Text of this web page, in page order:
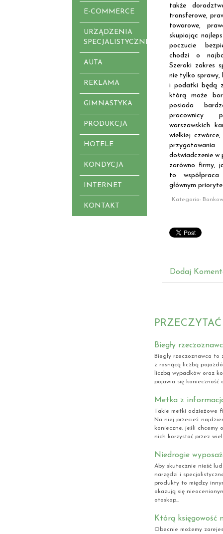
E-COMMERCE
URZĄDZENIA
SPECJALISTYCZNE
AUTA
REKLAMA
GIMNASTYKA
PRODUKCJA
HOTELE
KONDYCJA
INTERNET
KONTAKT
także
transferowe,
towarowe,
skupiając
poczucie
chodzi o
Szeroki zakres
nie tylko
i podatki będą
którą może
posiada
pracownicy
warszawskich
wielkiej
doświadczenie w
zarówno firmy,
to
głównym
Kategoria:
Dodaj
Biegły
Biegły rzeczoznawca to
z rosnącą liczbą
liczbą wypadków oraz
pojawia się konieczność
Metka z
Takie metki odzieżowe
Na niej przecież
konieczne, jeśli chcemy
nich korzystać przez
Niedrogie
Aby skutecznie nieść
narzędzi i
produkty to między
okazują się
otoskop...
Którą księgowość
Obecnie możemy